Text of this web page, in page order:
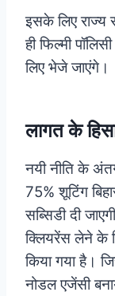
इसके लिए राज्य
ही फिल्मी
लिए भेजे जाएंगे।
लागत के
नयी नीति के
75% शूटिंग
सब्सिडी दी
क्लियरेंस लेने के
किया गया है।
नोडल एजेंसी